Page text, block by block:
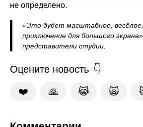
не определено.
«Это будет масштабное,
приключение для большого
представители студии.
Оцените новость
❤️ 🙏 😹 🙀